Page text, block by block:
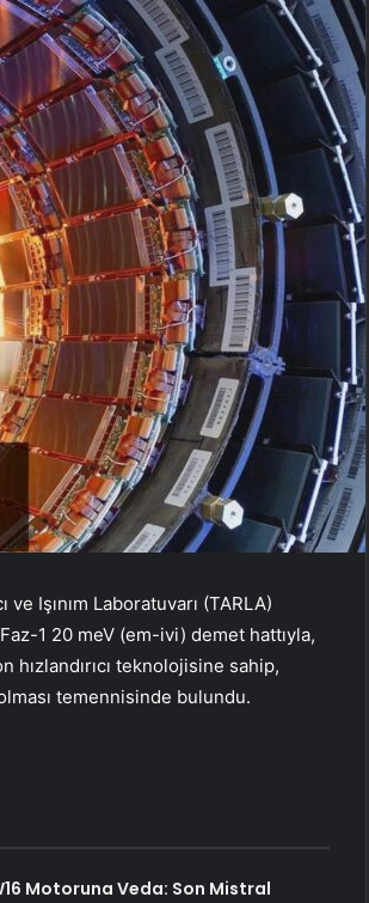
ve Işınım Laboratuvarı (TARLA)
Faz-1 20 meV (em-ivi) demet hattıyla,
teknolojisine sahip,
temennisinde bulundu.
Motoruna Veda: Son Mistral